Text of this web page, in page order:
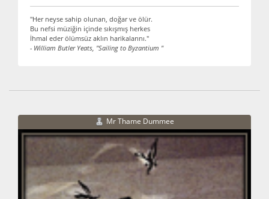
"Her neyse sahip olunan, doğar ve ölür.
Bu nefsi müziğin içinde sıkışmış herkes
İhmal eder ölümsüz aklın harikalarını."
- William Butler Yeats, "Sailing to Byzantium "
Mr Thame Dummee